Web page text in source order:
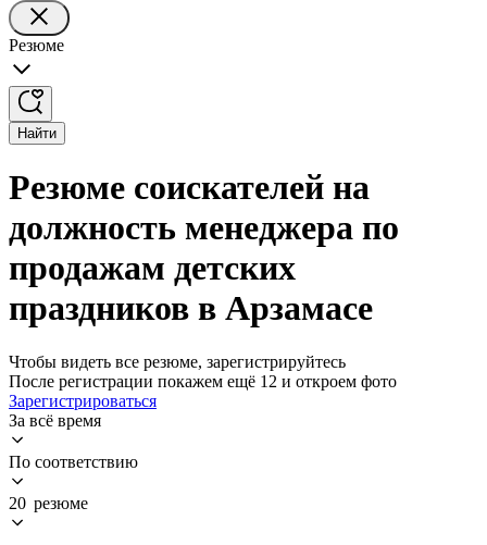
Резюме
Найти
Резюме соискателей на
должность менеджера по
продажам детских
праздников в Арзамасе
Чтобы видеть все резюме, зарегистрируйтесь
После регистрации покажем ещё 12 и откроем фото
Зарегистрироваться
За всё время
По соответствию
20 резюме